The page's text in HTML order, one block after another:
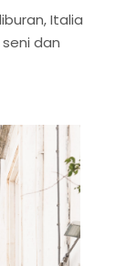
Italia
dan